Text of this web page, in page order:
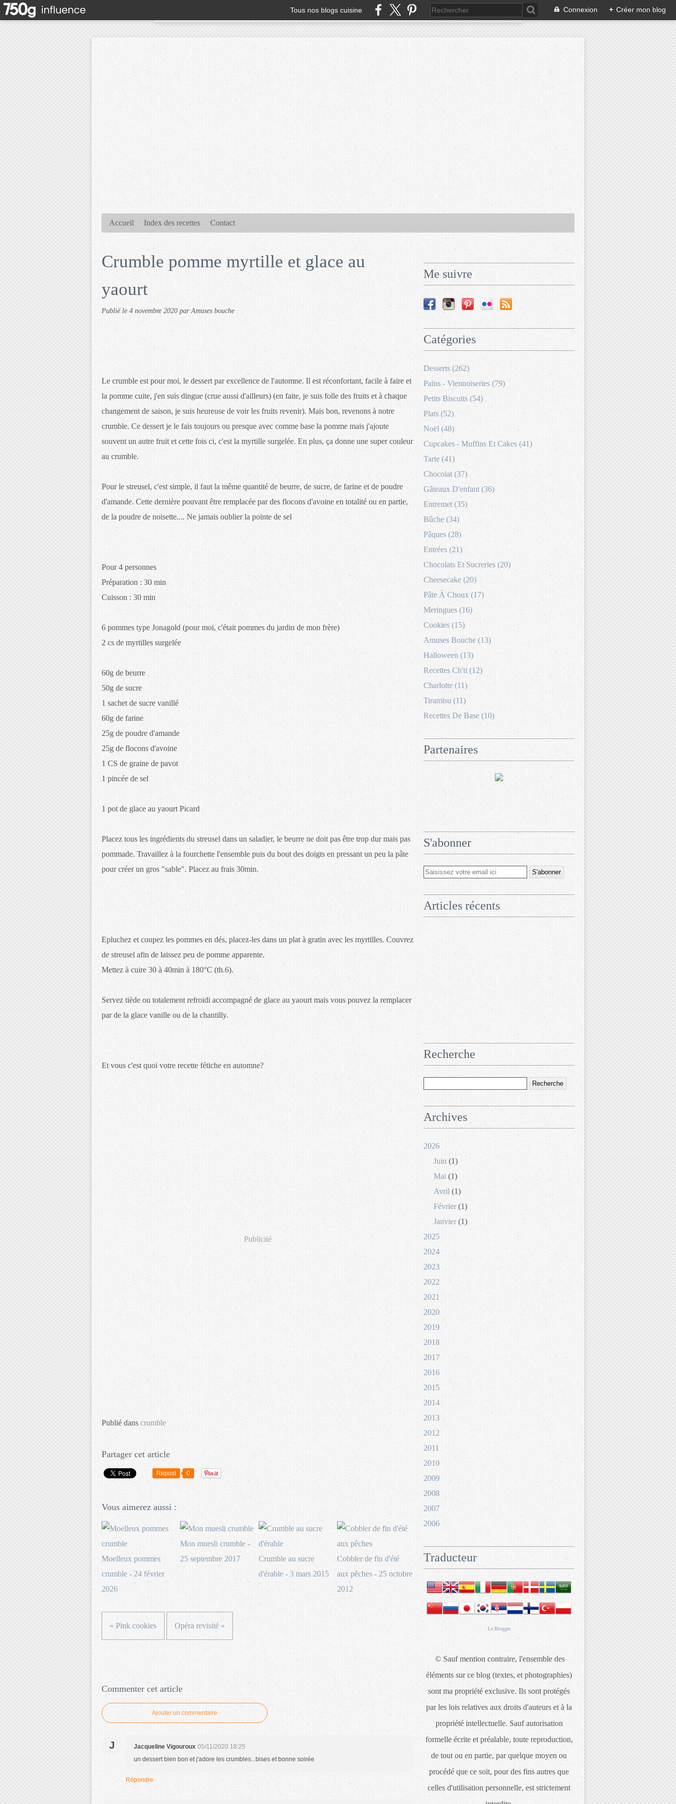
Tous nos blogs cuisine Connexion + Créer mon blog
Accueil Index des recettes Contact
Crumble pomme myrtille et glace au
yaourt
Publié le 4 novembre 2020 par Amuses bouche
Le crumble est pour moi, le dessert par excellence de l'automne. Il est réconfortant, facile à faire et
la pomme cuite, j'en suis dingue (crue aussi d'ailleurs) (en faite, je suis folle des fruits et à chaque
changement de saison, je suis heureuse de voir les fruits revenir). Mais bon, revenons à notre
crumble. Ce dessert je le fais toujours ou presque avec comme base la pomme mais j'ajoute
souvent un autre fruit et cette fois ci, c'est la myrtille surgelée. En plus, ça donne une super couleur
au crumble.
Pour le streusel, c'est simple, il faut la même quantité de beurre, de sucre, de farine et de poudre
d'amande. Cette dernière pouvant être remplacée par des flocons d'avoine en totalité ou en partie,
de la poudre de noisette.... Ne jamais oublier la pointe de sel
Pour 4 personnes
Préparation : 30 min
Cuisson : 30 min
6 pommes type Jonagold (pour moi, c'était pommes du jardin de mon frère)
2 cs de myrtilles surgelée
60g de beurre
50g de sucre
1 sachet de sucre vanillé
60g de farine
25g de poudre d'amande
25g de flocons d'avoine
1 CS de graine de pavot
1 pincée de sel
1 pot de glace au yaourt Picard
Placez tous les ingrédients du streusel dans un saladier, le beurre ne doit pas être trop dur mais pas
pommade. Travaillez à la fourchette l'ensemble puis du bout des doigts en pressant un peu la pâte
pour créer un gros "sable". Placez au frais 30min.
Epluchez et coupez les pommes en dés, placez-les dans un plat à gratin avec les myrtilles. Couvrez
de streusel afin de laissez peu de pomme apparente.
Mettez à cuire 30 à 40min à 180°C (th.6).
Servez tiède ou totalement refroidi accompagné de glace au yaourt mais vous pouvez la remplacer
par de la glace vanille ou de la chantilly.
Et vous c'est quoi votre recette fétiche en automne?
Publicité
Publié dans crumble
Partager cet article
Repost 0
Vous aimerez aussi :
Moelleux pommes
crumble - 24 février
2026
Mon muesli crumble -
25 septembre 2017
Crumble au sucre
d'érable - 3 mars 2015
Cobbler de fin d'été
aux pêches - 25 octobre
2012
« Pink cookies Opéra revisité »
Commenter cet article
Ajouter un commentaire
J Jacqueline Vigouroux 05/11/2020 18:25
un dessert bien bon et j'adore les crumbles...bises et bonne soirée
Répondre
Me suivre
Catégories
Desserts (262)
Pains - Viennoiseries (79)
Petits Biscuits (54)
Plats (52)
Noël (48)
Cupcakes - Muffins Et Cakes (41)
Tarte (41)
Chocolat (37)
Gâteaux D'enfant (36)
Entremet (35)
Bûche (34)
Pâques (28)
Entrées (21)
Chocolats Et Sucreries (20)
Cheesecake (20)
Pâte À Choux (17)
Meringues (16)
Cookies (15)
Amuses Bouche (13)
Halloween (13)
Recettes Ch'ti (12)
Charlotte (11)
Tiramisu (11)
Recettes De Base (10)
Partenaires
S'abonner
Articles récents
Recherche
Archives
2026
Juin (1)
Mai (1)
Avril (1)
Février(1)
Janvier (1)
2025
2024
2023
2022
2021
2020
2019
2018
2017
2016
2015
2014
2013
2012
2011
2010
2009
2008
2007
2006
Traducteur
Le Blogger
© Sauf mention contraire, l'ensemble des
éléments sur ce blog (textes, et photographies)
sont ma propriété exclusive. Ils sont protégés
par les lois relatives aux droits d'auteurs et à la
propriété intellectuelle. Sauf autorisation
formelle écrite et préalable, toute reproduction,
de tout ou en partie, par quelque moyen ou
procédé que ce soit, pour des fins autres que
celles d'utilisation personnelle, est strictement